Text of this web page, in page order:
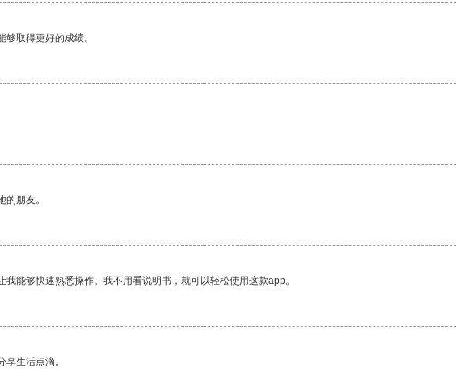
取得更好的成绩。
朋友。
能够快速熟悉操作。我不用看说明书，就可以轻松使用这款app。
生活点滴。